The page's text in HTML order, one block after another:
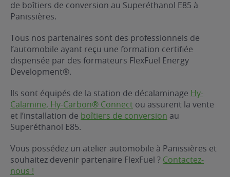
le Décalaminage
?
gratuit
le Superéthanol
?
de mon
garagiste
de boîtiers de conversion au Superéthanol E85 à
Panissières.
Tous nos partenaires sont des professionnels de
l’automobile ayant reçu une formation certifiée
dispensée par des formateurs FlexFuel Energy
Development®.
Ils sont équipés de la station de décalaminage Hy-
Calamine, Hy-Carbon® Connect ou assurent la vente
et l’installation de boîtiers de conversion au
Superéthanol E85.
Vous possédez un atelier automobile à Panissières et
souhaitez devenir partenaire FlexFuel ? Contactez-
nous !